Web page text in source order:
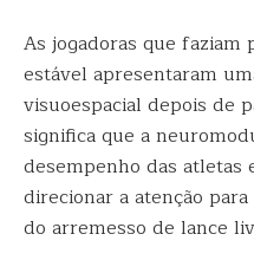
As jogadoras que
estável apresentaram
visuoespacial depois de
significa que a
desempenho das atletas
direcionar a atenção
do arremesso de lance